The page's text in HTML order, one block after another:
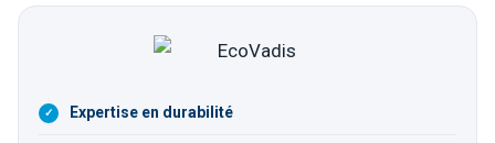
Expertise en durabilité